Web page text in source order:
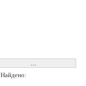
Найдено: